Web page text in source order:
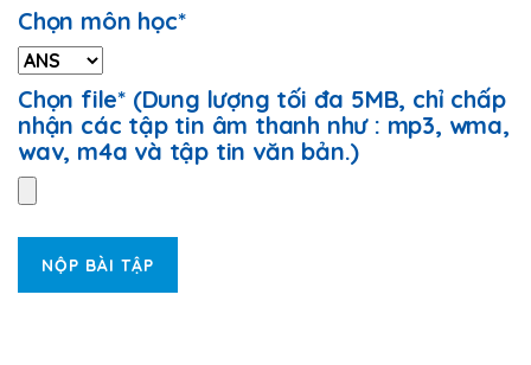
Chọn môn học*
Chọn file* (Dung lượng tối đa 5MB, chỉ chấp
nhận các tập tin âm thanh như : mp3, wma,
wav, m4a và tập tin văn bản.)